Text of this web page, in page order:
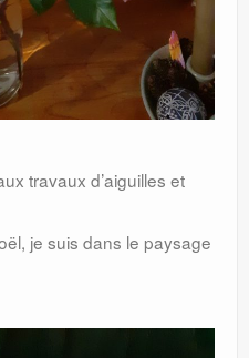
travaux d’aiguilles et
je suis dans le paysage